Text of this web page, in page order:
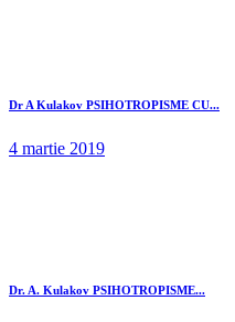
Dr A Kulakov PSIHOTROPISME CU...
4 martie 2019
Dr. A. Kulakov PSIHOTROPISME...